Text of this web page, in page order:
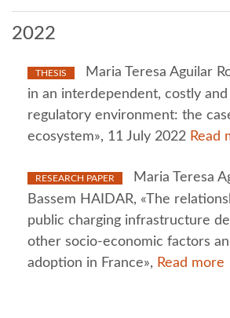
2022
THESIS
Maria Teresa Aguilar
in an interdependent, costly
regulatory environment: the
ecosystem», 11 July 2022 Read
RESEARCH PAPER
Maria Teresa
Bassem HAIDAR, «The
public charging infrastructure
other socio-economic factors
adoption in France», Read more